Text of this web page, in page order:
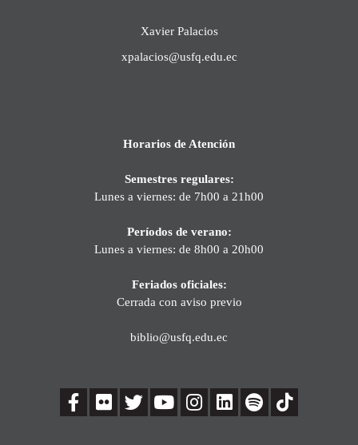
Xavier Palacios
xpalacios@usfq.edu.ec
Horarios de Atención
Semestres regulares:
Lunes a viernes: de 7h00 a 21h00
Períodos de verano:
Lunes a viernes: de 8h00 a 20h00
Feriados oficiales:
Cerrada con aviso previo
biblio@usfq.edu.ec